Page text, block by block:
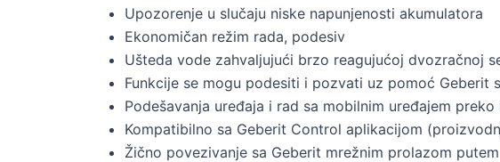
Upozorenje u slučaju niske napunjenosti akumulatora
Ekonomičan režim rada, podesiv
Ušteda vode zahvaljujući brzo reagujućoj dvozračnoj
Funkcije se mogu podesiti i pozvati uz pomoć Geberit
Podešavanja uređaja i rad sa mobilnim uređajem
Kompatibilno sa Geberit Control aplikacijom
Žično povezivanje sa Geberit mrežnim prolazom